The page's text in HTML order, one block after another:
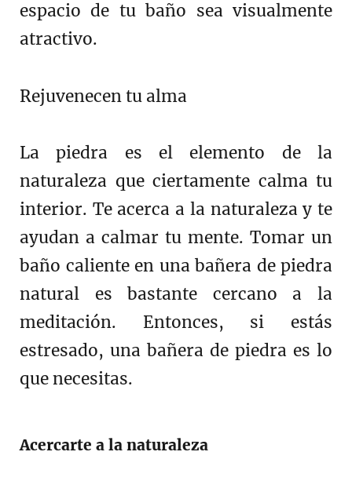
espacio de tu baño sea visualmente
atractivo.
Rejuvenecen tu alma
La piedra es el elemento de la
naturaleza que ciertamente calma tu
interior. Te acerca a la naturaleza y te
ayudan a calmar tu mente. Tomar un
baño caliente en una bañera de piedra
natural es bastante cercano a la
meditación. Entonces, si estás
estresado, una bañera de piedra es lo
que necesitas.
Acercarte a la naturaleza